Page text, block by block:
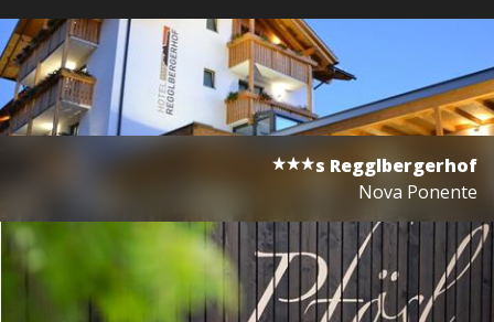
s Regglbergerhof
Nova Ponente